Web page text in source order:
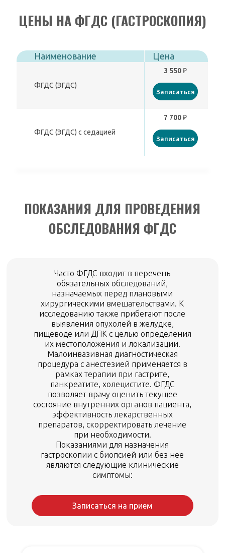
ЦЕНЫ НА ФГДС (ГАСТРОСКОПИЯ)
Наименование Цена
ФГДС (ЭГДС)
3 550 ₽
Записаться
ФГДС (ЭГДС) с седацией
7 700 ₽
Записаться
ПОКАЗАНИЯ ДЛЯ ПРОВЕДЕНИЯ
ОБСЛЕДОВАНИЯ ФГДС
Часто ФГДС входит в перечень
обязательных обследований,
назначаемых перед плановыми
хирургическими вмешательствами. К
исследованию также прибегают после
выявления опухолей в желудке,
пищеводе или ДПК с целью определения
их местоположения и локализации.
Малоинвазивная диагностическая
процедура с анестезией применяется в
рамках терапии при гастрите,
панкреатите, холецистите. ФГДС
позволяет врачу оценить текущее
состояние внутренних органов пациента,
эффективность лекарственных
препаратов, скорректировать лечение
при необходимости.
Показаниями для назначения
гастроскопии с биопсией или без нее
являются следующие клинические
симптомы:
Записаться на прием